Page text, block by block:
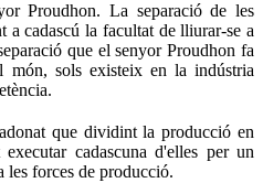
Proudhon. La separació de les
a cadascú la facultat de lliurar-se a
que el senyor Proudhon fa
món, sols existeix en la indústria
que dividint la producció en
cadascuna d'elles per un
les forces de producció.